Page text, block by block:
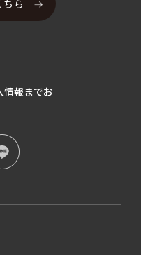
ら
情報までお